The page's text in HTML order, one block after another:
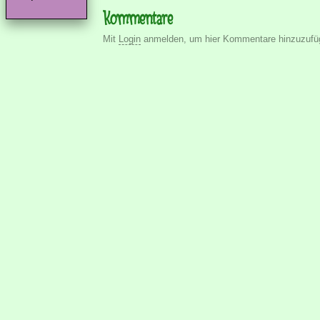
Kommentare
Mit Login anmelden, um hier Kommentare